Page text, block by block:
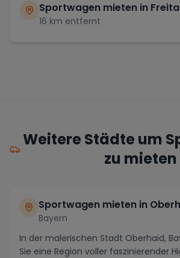
Sportwagen mieten in
16 km entfernt
Weitere Städte um
zu mieten
Sportwagen mieten in
Bayern
In der malerischen Stadt Oberhaid,
Sie eine Region voller faszinierender